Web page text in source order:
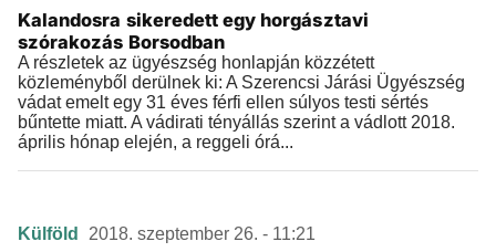
Kalandosra sikeredett egy horgásztavi
szórakozás Borsodban
A részletek az ügyészség honlapján közzétett
közleményből derülnek ki: A Szerencsi Járási Ügyészség
vádat emelt egy 31 éves férfi ellen súlyos testi sértés
bűntette miatt. A vádirati tényállás szerint a vádlott 2018.
április hónap elején, a reggeli órá...
Külföld 2018. szeptember 26. - 11:21